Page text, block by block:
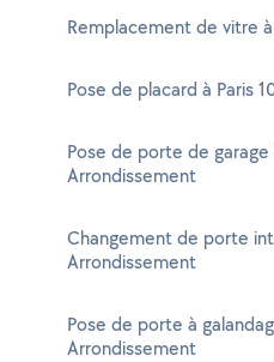
Remplacement de vitre
Pose de placard à Paris
Pose de porte de garage
Arrondissement
Changement de porte
Arrondissement
Pose de porte à
Arrondissement